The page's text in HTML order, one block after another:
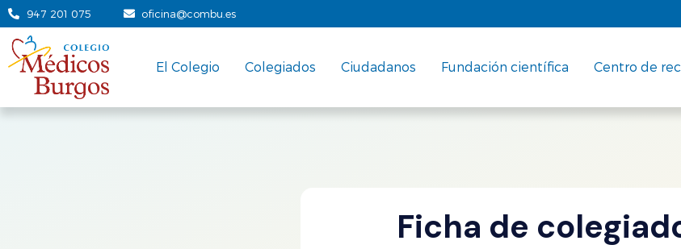
947 201 075 oficina@combu.es
El Colegio Colegiados Ciudadanos Fundación científica Centro de
Ficha de